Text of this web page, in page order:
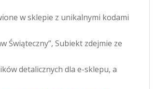
w sklepie z unikalnymi kodami
Świąteczny”, Subiekt zdejmie ze
detalicznych dla e-sklepu, a